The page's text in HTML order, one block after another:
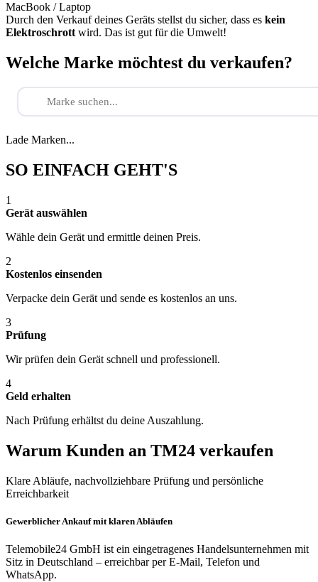
MacBook / Laptop
Durch den Verkauf deines Geräts stellst du sicher, dass es kein
Elektroschrott wird. Das ist gut für die Umwelt!
Welche Marke möchtest du verkaufen?
Lade Marken...
SO EINFACH GEHT'S
1
Gerät auswählen
Wähle dein Gerät und ermittle deinen Preis.
2
Kostenlos einsenden
Verpacke dein Gerät und sende es kostenlos an uns.
3
Prüfung
Wir prüfen dein Gerät schnell und professionell.
4
Geld erhalten
Nach Prüfung erhältst du deine Auszahlung.
Warum Kunden an TM24 verkaufen
Klare Abläufe, nachvollziehbare Prüfung und persönliche
Erreichbarkeit
Gewerblicher Ankauf mit klaren Abläufen
Telemobile24 GmbH ist ein eingetragenes Handelsunternehmen mit
Sitz in Deutschland – erreichbar per E-Mail, Telefon und
WhatsApp.